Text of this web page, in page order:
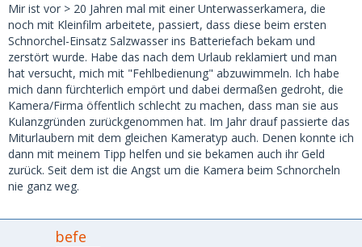
Mir ist vor > 20 Jahren mal mit einer Unterwasserkamera, die
noch mit Kleinfilm arbeitete, passiert, dass diese beim ersten
Schnorchel-Einsatz Salzwasser ins Batteriefach bekam und
zerstört wurde. Habe das nach dem Urlaub reklamiert und man
hat versucht, mich mit "Fehlbedienung" abzuwimmeln. Ich habe
mich dann fürchterlich empört und dabei dermaßen gedroht, die
Kamera/Firma öffentlich schlecht zu machen, dass man sie aus
Kulanzgründen zurückgenommen hat. Im Jahr drauf passierte das
Miturlaubern mit dem gleichen Kameratyp auch. Denen konnte ich
dann mit meinem Tipp helfen und sie bekamen auch ihr Geld
zurück. Seit dem ist die Angst um die Kamera beim Schnorcheln
nie ganz weg.
befe